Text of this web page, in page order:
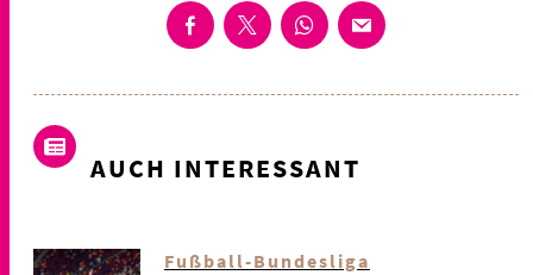
AUCH INTERESSANT
Fußball-Bundesliga